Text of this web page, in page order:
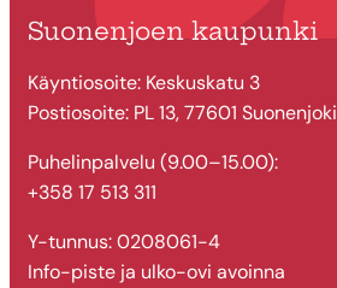
Suonenjoen kaupunki
Käyntiosoite: Keskuskatu 3
Postiosoite: PL 13, 77601 Suonenjoki
Puhelinpalvelu (9.00–15.00):
+358 17 513 311
Y-tunnus: 0208061-4
Info-piste ja ulko-ovi avoinna